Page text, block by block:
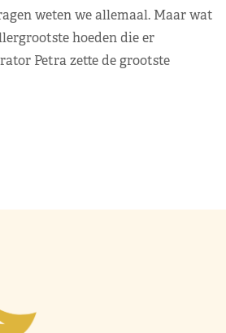
weten we allemaal. Maar wat
hoeden die er
Petra zette de grootste